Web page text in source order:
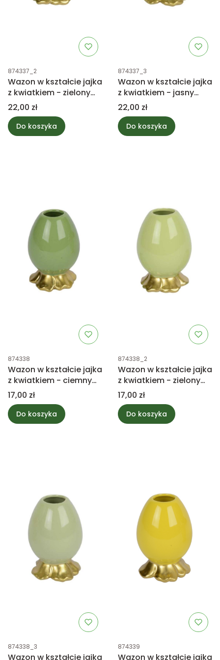
Kod produktu
874337_2
Wazon w kształcie jajka
z kwiatkiem - zielony
12cm
Cena
22,00 zł
Do koszyka
Kod produktu
874337_3
Wazon w kształcie jajka
z kwiatkiem - jasny
zielony 12cm
Cena
22,00 zł
Do koszyka
Kod produktu
874338
Wazon w kształcie jajka
z kwiatkiem - ciemny
zielony 8,5cm
Cena
17,00 zł
Do koszyka
Kod produktu
874338_2
Wazon w kształcie jajka
z kwiatkiem - zielony
8,5cm
Cena
17,00 zł
Do koszyka
Kod produktu
874338_3
Wazon w kształcie jajka
Kod produktu
874339
Wazon w kształcie jajka